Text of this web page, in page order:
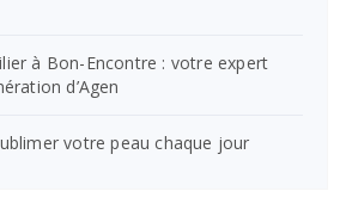
à Bon-Encontre : votre expert
d’Agen
votre peau chaque jour